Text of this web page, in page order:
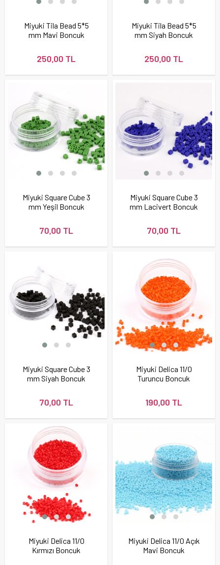
Miyuki Tila Bead 5*5
mm Mavi Boncuk
250,00 TL
Miyuki Tila Bead 5*5
mm Siyah Boncuk
250,00 TL
Miyuki Square Cube 3
mm Yeşil Boncuk
70,00 TL
Miyuki Square Cube 3
mm Lacivert Boncuk
70,00 TL
Miyuki Square Cube 3
mm Siyah Boncuk
70,00 TL
Miyuki Delica 11/0
Turuncu Boncuk
190,00 TL
Miyuki Delica 11/0
Kırmızı Boncuk
Miyuki Delica 11/0 Açık
Mavi Boncuk